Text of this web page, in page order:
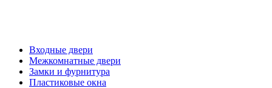
Входные двери
Межкомнатные двери
Замки и фурнитура
Пластиковые окна